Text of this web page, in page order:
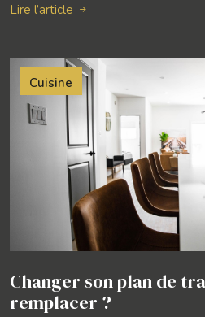
Lire l’article
Cuisine
Changer son plan de
remplacer ?